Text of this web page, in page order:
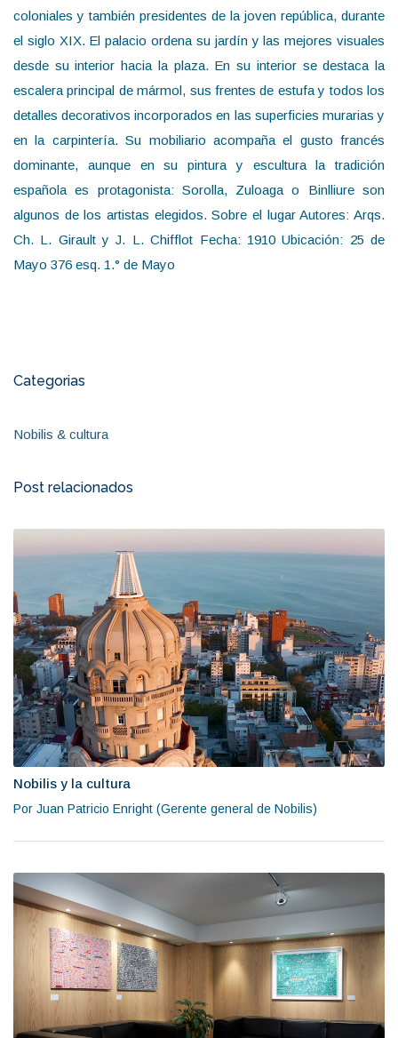
coloniales y también presidentes de la joven república, durante
el siglo XIX. El palacio ordena su jardín y las mejores visuales
desde su interior hacia la plaza. En su interior se destaca la
escalera principal de mármol, sus frentes de estufa y todos los
detalles decorativos incorporados en las superficies murarias y
en la carpintería. Su mobiliario acompaña el gusto francés
dominante, aunque en su pintura y escultura la tradición
española es protagonista: Sorolla, Zuloaga o Binlliure son
algunos de los artistas elegidos. Sobre el lugar Autores: Arqs.
Ch. L. Girault y J. L. Chifflot Fecha: 1910 Ubicación: 25 de
Mayo 376 esq. 1.° de Mayo
Categorias
Nobilis & cultura
Post relacionados
Nobilis y la cultura
Por Juan Patricio Enright (Gerente general de Nobilis)